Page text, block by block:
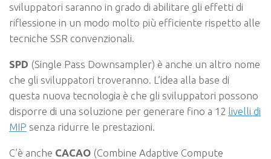
sviluppatori saranno in grado di abilitare gli effetti di
riflessione in un modo molto più efficiente rispetto alle
tecniche SSR convenzionali.
SPD (Single Pass Downsampler) è anche un altro nome
che gli sviluppatori troveranno. L’idea alla base di
questa nuova tecnologia è che gli sviluppatori possono
disporre di una soluzione per generare fino a 12 livelli di
MIP senza ridurre le prestazioni.
C’è anche CACAO (Combine Adaptive Compute